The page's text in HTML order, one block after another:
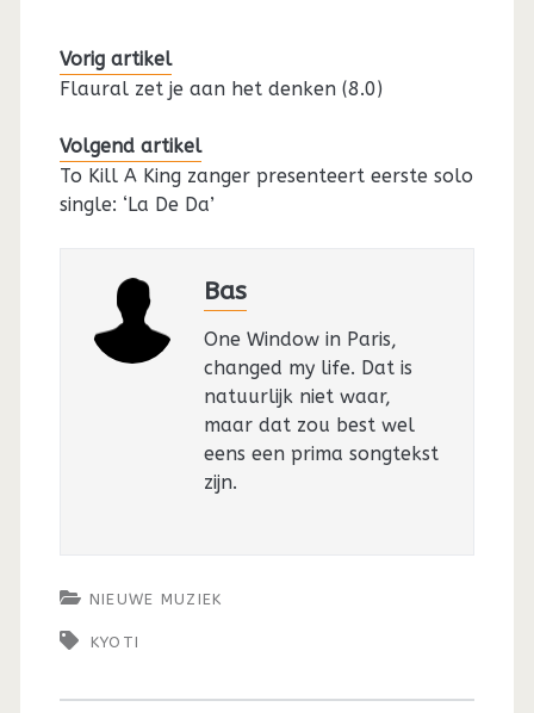
Vorig artikel
Flaural zet je aan het denken (8.0)
Volgend artikel
To Kill A King zanger presenteert eerste solo
single: ‘La De Da’
Bas
One Window in Paris,
changed my life. Dat is
natuurlijk niet waar,
maar dat zou best wel
eens een prima songtekst
zijn.
NIEUWE MUZIEK
KYOTI